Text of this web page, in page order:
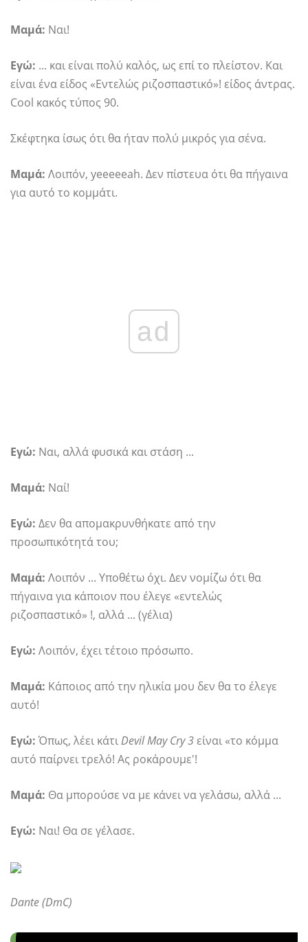
Μαμά: Ναι!
Εγώ: ... και είναι πολύ καλός, ως επί το πλείστον. Και
είναι ένα είδος «Εντελώς ριζοσπαστικό»! είδος άντρας.
Cool κακός τύπος 90.
Σκέφτηκα ίσως ότι θα ήταν πολύ μικρός για σένα.
Μαμά: Λοιπόν, yeeeeeah. Δεν πίστευα ότι θα πήγαινα
για αυτό το κομμάτι.
ad
Εγώ: Ναι, αλλά φυσικά και στάση ...
Μαμά: Ναί!
Εγώ: Δεν θα απομακρυνθήκατε από την
προσωπικότητά του;
Μαμά: Λοιπόν ... Υποθέτω όχι. Δεν νομίζω ότι θα
πήγαινα για κάποιον που έλεγε «εντελώς
ριζοσπαστικό» !, αλλά ... (γέλια)
Εγώ: Λοιπόν, έχει τέτοιο πρόσωπο.
Μαμά: Κάποιος από την ηλικία μου δεν θα το έλεγε
αυτό!
Εγώ: Όπως, λέει κάτιDevil May Cry 3είναι «το κόμμα
αυτό παίρνει τρελό! Ας ροκάρουμε'!
Μαμά: Θα μπορούσε να με κάνει να γελάσω, αλλά ...
Εγώ: Ναι! Θα σε γέλασε.
Dante (DmC)